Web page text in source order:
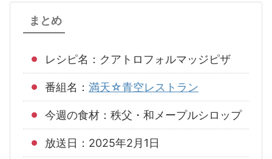
まとめ
レシピ名：クアトロフォルマッジピザ
番組名： 満天☆青空レストラン
今週の食材：秩父・和メープルシロップ
放送日：2025年2月1日